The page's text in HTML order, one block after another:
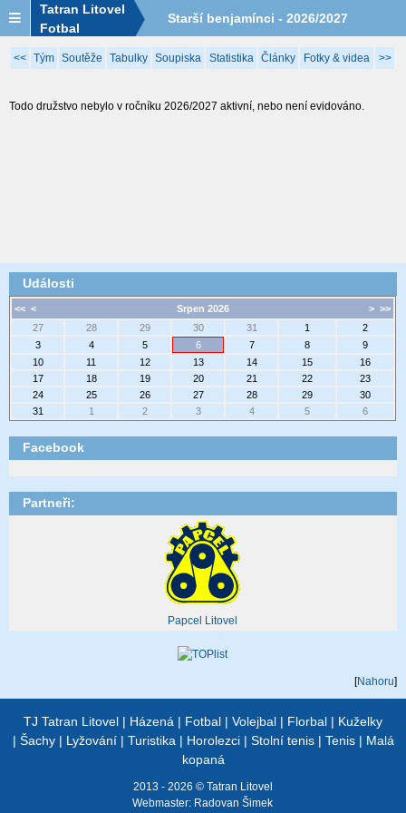
Tatran Litovel
Fotbal
Starší benjamínci - 2026/2027
<< Tým Soutěže Tabulky Soupiska Statistika Články Fotky & videa >>
Todo družstvo nebylo v ročníku 2026/2027 aktivní, nebo není evidováno.
Události
<< < > >>
Srpen 2026
27
28 29 30 31 1
2
3
4 5 6 7 8
9
10
11 12 13 14 15
16
17
18 19 20 21 22
23
24
25 26 27 28 29
30
31
1 2 3 4 5 6
Facebook
Partneři:
Papcel Litovel
[Nahoru]
TJ Tatran Litovel | Házená | Fotbal | Volejbal | Florbal | Kuželky
| Šachy| Lyžování| Turistika | Horolezci| Stolní tenis| Tenis| Malá
kopaná
2013 - 2026 © Tatran Litovel
Webmaster: Radovan Šimek